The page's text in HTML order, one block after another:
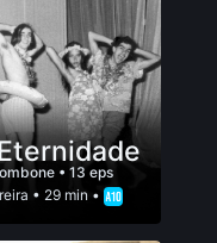
• 13 eps
• 29 min •